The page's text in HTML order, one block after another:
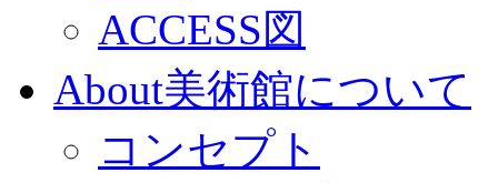
ACCESS図
About美術館について
コンセプト